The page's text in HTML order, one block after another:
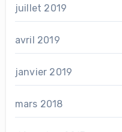
juillet 2019
avril 2019
janvier 2019
mars 2018